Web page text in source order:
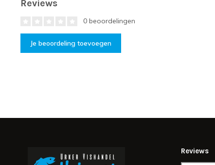
Reviews
0 beoordelingen
Je beoordeling toevoegen
Reviews